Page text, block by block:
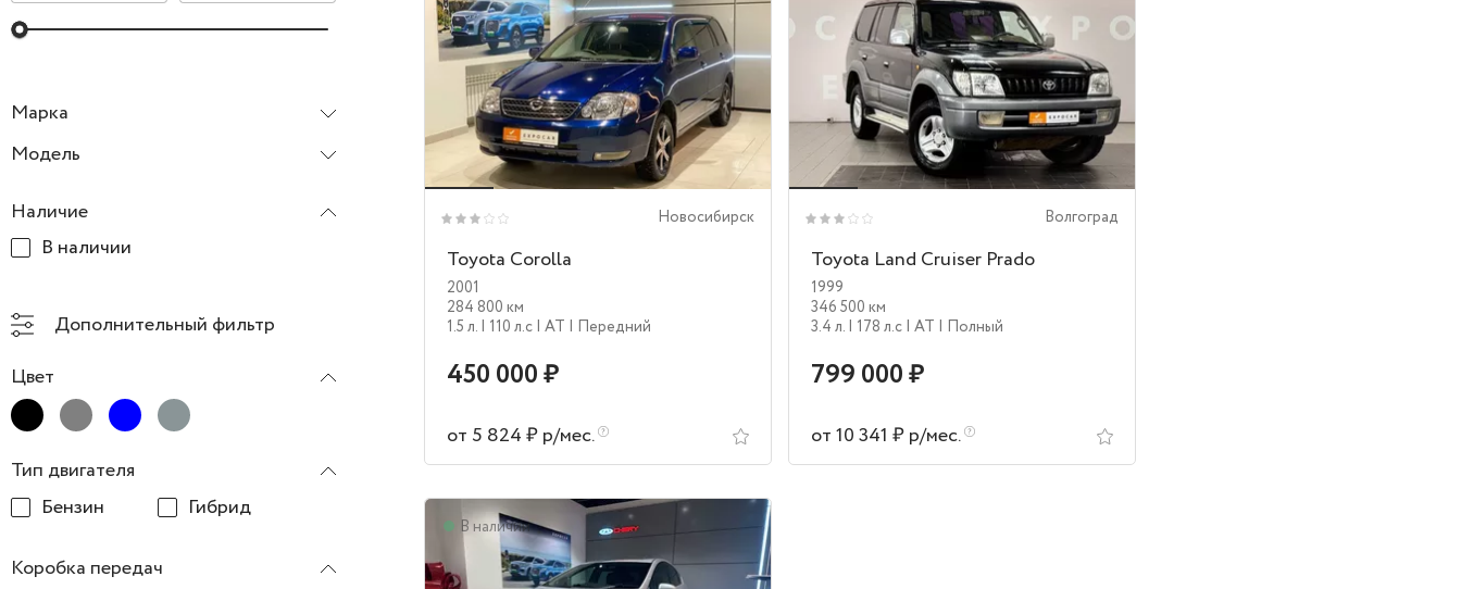
Марка
Модель
Наличие
В наличии
Дополнительный фильтр
Цвет
Тип двигателя
Бензин
Гибрид
Коробка передач
Новосибирск
Toyota Corolla
2001
284 800 км
1.5 л. | 110 л.c | AT | Передний
450 000 ₽
от 5 824 ₽ р/мес.
Волгоград
Toyota Land Cruiser Prado
1999
346 500 км
3.4 л. | 178 л.c | AT | Полный
799 000 ₽
от 10 341 ₽ р/мес.
В наличии